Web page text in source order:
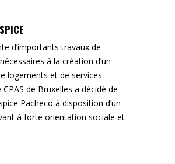
d’importants travaux de
à la création d’un
logements et de services
de Bruxelles a décidé de
Pacheco à disposition d’un
à forte orientation sociale et